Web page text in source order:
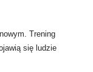
Trening
się ludzie